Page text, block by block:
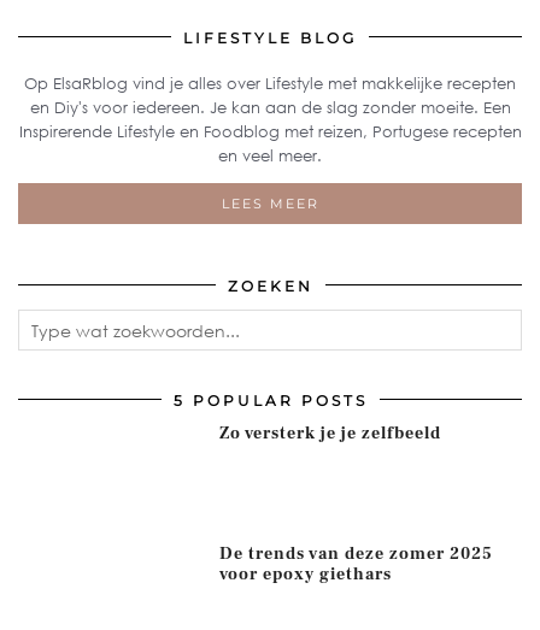
LIFESTYLE BLOG
Op ElsaRblog vind je alles over Lifestyle met makkelijke recepten
en Diy's voor iedereen. Je kan aan de slag zonder moeite. Een
Inspirerende Lifestyle en Foodblog met reizen, Portugese recepten
en veel meer.
LEES MEER
ZOEKEN
5 POPULAR POSTS
Zo versterk je je zelfbeeld
De trends van deze zomer 2025
voor epoxy giethars